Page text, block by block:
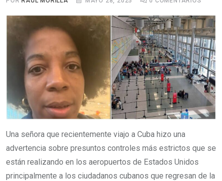
Una señora que recientemente viajo a Cuba hizo una
advertencia sobre presuntos controles más estrictos que se
están realizando en los aeropuertos de Estados Unidos
principalmente a los ciudadanos cubanos que regresan de la